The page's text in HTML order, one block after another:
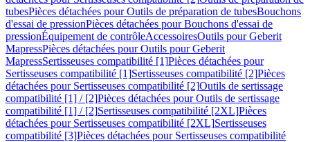
tubesPièces détachées pour Outils de préparation de tubesBouchons
d'essai de pressionPièces détachées pour Bouchons d'essai de
pressionÉquipement de contrôleAccessoiresOutils pour Geberit
MapressPièces détachées pour Outils pour Geberit
MapressSertisseuses compatibilité [1]Pièces détachées pour
Sertisseuses compatibilité [1]Sertisseuses compatibilité [2]Pièces
détachées pour Sertisseuses compatibilité [2]Outils de sertissage
compatibilité [1] / [2]Pièces détachées pour Outils de sertissage
compatibilité [1] / [2]Sertisseuses compatibilité [2XL]Pièces
détachées pour Sertisseuses compatibilité [2XL]Sertisseuses
compatibilité [3]Pièces détachées pour Sertisseuses compatibilité